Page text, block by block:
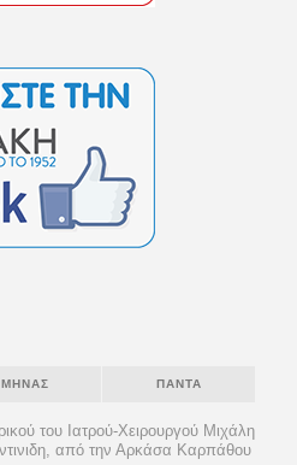
ΜΉΝΑΣ ΠΆΝΤΑ
του Ιατρού-Χειρουργού Μιχάλη
από την Αρκάσα Καρπάθου